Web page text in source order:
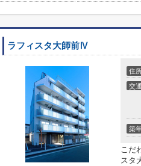
ラフィスタ大師前Ⅳ
住
交通
築
こだ
スタ